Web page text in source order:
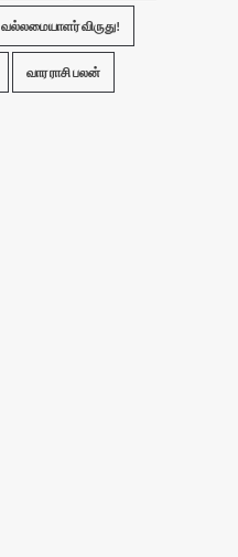
வல்லமையாளர் விருது!
வார ராசி பலன்